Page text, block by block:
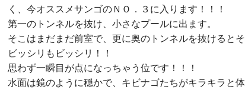
く、今オススメサンゴのＮＯ．３に入ります！！！
第一のトンネルを抜け、小さなプールに出ます。
そこはまだまだ前室で、更に奥のトンネルを抜けると
ビッシリもビッシリ！！
思わず一瞬目が点になっちゃう位です！！！
水面は鏡のように穏かで、キビナゴたちがキラキラと